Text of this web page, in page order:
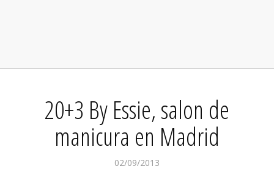
20+3 By Essie, salon de
manicura en Madrid
02/09/2013